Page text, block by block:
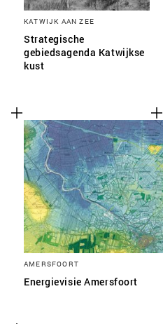
KATWIJK AAN ZEE
Strategische
gebiedsagenda Katwijkse
kust
AMERSFOORT
Energievisie Amersfoort